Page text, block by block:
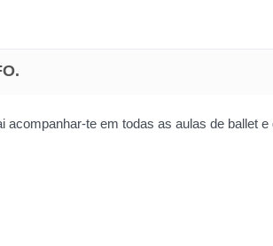
acompanhar-te em todas as aulas de ballet